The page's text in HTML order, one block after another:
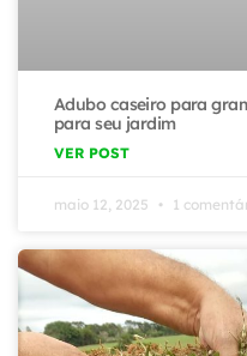
Adubo caseiro para
para seu jardim
VER POST
maio 12, 2025 1